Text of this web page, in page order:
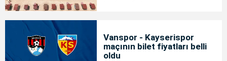
Vanspor - Kayserispor
maçının bilet fiyatları belli
oldu